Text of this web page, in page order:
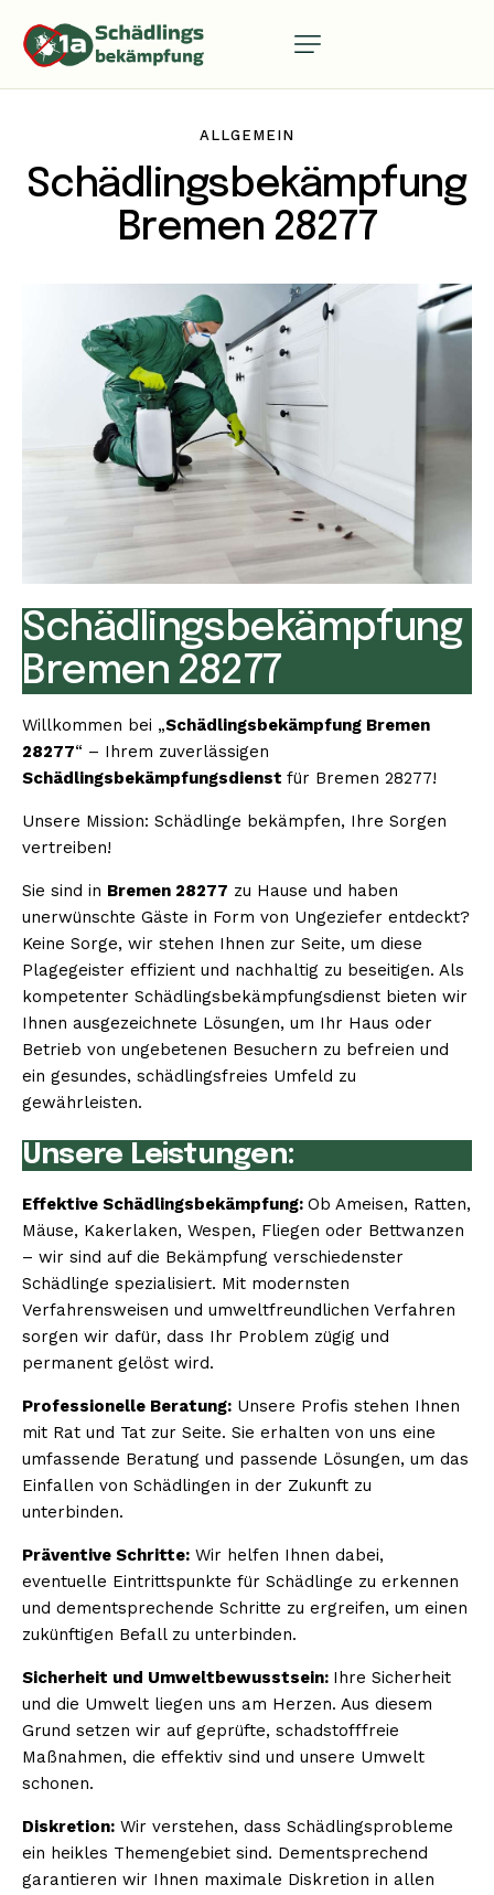
ALLGEMEIN
Schädlingsbekämpfung
Bremen 28277
Schädlingsbekämpfung
Bremen 28277
Willkommen bei „Schädlingsbekämpfung Bremen
28277“ – Ihrem zuverlässigen
Schädlingsbekämpfungsdienst für Bremen 28277!
Unsere Mission: Schädlinge bekämpfen, Ihre Sorgen
vertreiben!
Sie sind in Bremen 28277 zu Hause und haben
unerwünschte Gäste in Form von Ungeziefer entdeckt?
Keine Sorge, wir stehen Ihnen zur Seite, um diese
Plagegeister effizient und nachhaltig zu beseitigen. Als
kompetenter Schädlingsbekämpfungsdienst bieten wir
Ihnen ausgezeichnete Lösungen, um Ihr Haus oder
Betrieb von ungebetenen Besuchern zu befreien und
ein gesundes, schädlingsfreies Umfeld zu
gewährleisten.
Unsere Leistungen:
Effektive Schädlingsbekämpfung: Ob Ameisen, Ratten,
Mäuse, Kakerlaken, Wespen, Fliegen oder Bettwanzen
– wir sind auf die Bekämpfung verschiedenster
Schädlinge spezialisiert. Mit modernsten
Verfahrensweisen und umweltfreundlichen Verfahren
sorgen wir dafür, dass Ihr Problem zügig und
permanent gelöst wird.
Professionelle Beratung: Unsere Profis stehen Ihnen
mit Rat und Tat zur Seite. Sie erhalten von uns eine
umfassende Beratung und passende Lösungen, um das
Einfallen von Schädlingen in der Zukunft zu
unterbinden.
Präventive Schritte: Wir helfen Ihnen dabei,
eventuelle Eintrittspunkte für Schädlinge zu erkennen
und dementsprechende Schritte zu ergreifen, um einen
zukünftigen Befall zu unterbinden.
Sicherheit und Umweltbewusstsein: Ihre Sicherheit
und die Umwelt liegen uns am Herzen. Aus diesem
Grund setzen wir auf geprüfte, schadstofffreie
Maßnahmen, die effektiv sind und unsere Umwelt
schonen.
Diskretion: Wir verstehen, dass Schädlingsprobleme
ein heikles Themengebiet sind. Dementsprechend
garantieren wir Ihnen maximale Diskretion in allen